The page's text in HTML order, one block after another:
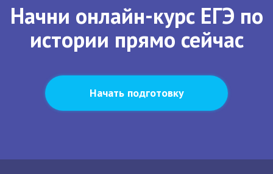
Начни онлайн-курс ЕГЭ по
истории прямо сейчас
Начать подготовку